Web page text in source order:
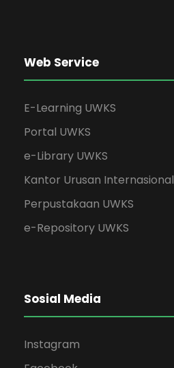
Web Service
E-Learning UWKS
Portal UWKS
e-Library UWKS
Kantor Urusan Internasional
Perpustakaan UWKS
e-Repository UWKS
Sosial Media
Instagram